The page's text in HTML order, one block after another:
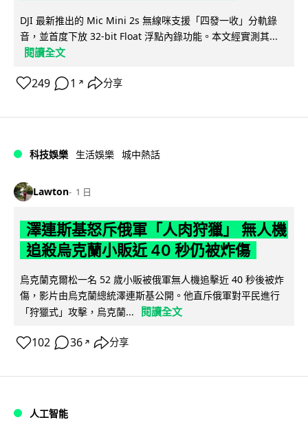
DJI 最新推出的 Mic Mini 2s 無線咪支援「四發一收」分軌錄
音，並首度下放 32-bit Float 浮點內錄功能。本文經實測其...
閱讀全文
249 1 ↗ 分享
科技娛樂 生活娛樂 城中熱話
Lawton 1 日
澤連斯基怒斥俄軍「人肉狩獵」 無人機
追殺烏克蘭小販近 40 秒仍被炸傷
烏克蘭克爾松一名 52 歲小販被俄軍無人機追擊近 40 秒後被炸
傷，影片由烏克蘭總統澤連斯基公開。他直斥俄軍對平民進行
「狩獵式」攻擊，烏克蘭...
閱讀全文
102 36 ↗ 分享
人工智能